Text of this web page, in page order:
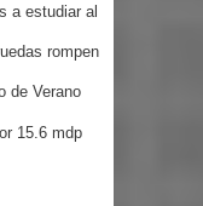
a estudiar al
rompen
de Verano
15.6 mdp